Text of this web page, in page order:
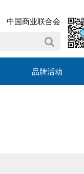
中国商业联合会
品牌活动